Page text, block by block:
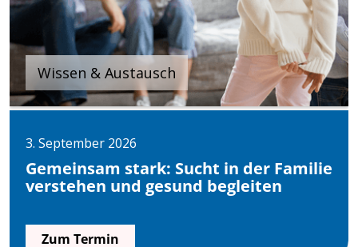
Wissen & Austausch
3. September 2026
Gemeinsam stark: Sucht in der Familie
verstehen und gesund begleiten
Zum Termin